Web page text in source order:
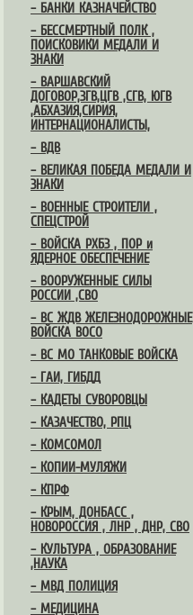
– БАНКИ КАЗНАЧЕЙСТВО
– БЕССМЕРТНЫЙ ПОЛК ,
ПОИСКОВИКИ МЕДАЛИ И
ЗНАКИ
– ВАРШАВСКИЙ
ДОГОВОР,ЗГВ,ЦГВ ,СГВ, ЮГВ
,АБХАЗИЯ,СИРИЯ,
ИНТЕРНАЦИОНАЛИСТЫ,
– ВДВ
– ВЕЛИКАЯ ПОБЕДА МЕДАЛИ И
ЗНАКИ
– ВОЕННЫЕ СТРОИТЕЛИ ,
СПЕЦСТРОЙ
– ВОЙСКА РХБЗ , ПОР и
ЯДЕРНОЕ ОБЕСПЕЧЕНИЕ
– ВООРУЖЕННЫЕ СИЛЫ
РОССИИ ,СВО
– ВС ЖДВ ЖЕЛЕЗНОДОРОЖНЫЕ
ВОЙСКА ВОСО
– ВС МО ТАНКОВЫЕ ВОЙСКА
– ГАИ, ГИБДД
– КАДЕТЫ СУВОРОВЦЫ
– КАЗАЧЕСТВО, РПЦ
– КОМСОМОЛ
– КОПИИ-МУЛЯЖИ
– КПРФ
– КРЫМ, ДОНБАСС ,
НОВОРОССИЯ , ЛНР , ДНР, СВО
– КУЛЬТУРА , ОБРАЗОВАНИЕ
,НАУКА
– МВД ПОЛИЦИЯ
– МЕДИЦИНА